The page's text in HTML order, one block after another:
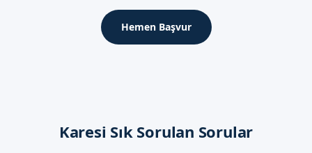
Hemen Başvur
Karesi Sık Sorulan Sorular